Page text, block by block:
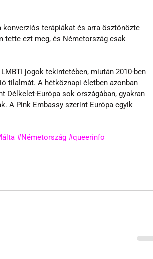
konverziós terápiákat és arra ösztönözte
tette ezt meg, és Németország csak
jogok tekintetében, miután 2010-ben
tilalmát. A hétköznapi életben azonban
Délkelet-Európa sok országában, gyakran
A Pink Embassy szerint Európa egyik
#Németország #queerinfo